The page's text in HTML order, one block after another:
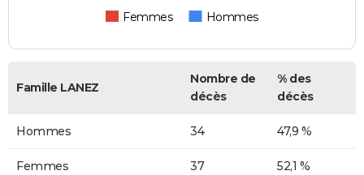
Femmes Hommes
Famille LANEZ
Nombre de
décès
% des
décès
Hommes 34 47,9 %
Femmes 37 52,1 %